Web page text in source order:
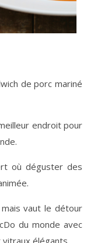
de porc mariné
endroit pour
où déguster des
vaut le détour
du monde avec
élégants.